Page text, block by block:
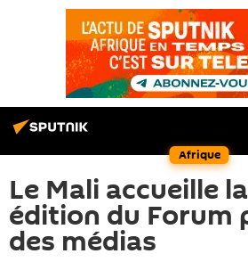
Afrique
Le Mali accueille
édition du Forum
des médias